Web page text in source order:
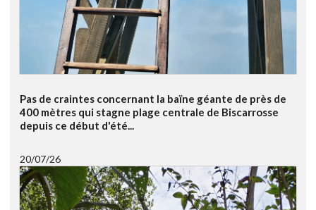
Pas de craintes concernant la baïne géante de près de
400 mètres qui stagne plage centrale de Biscarrosse
depuis ce début d'été...
20/07/26